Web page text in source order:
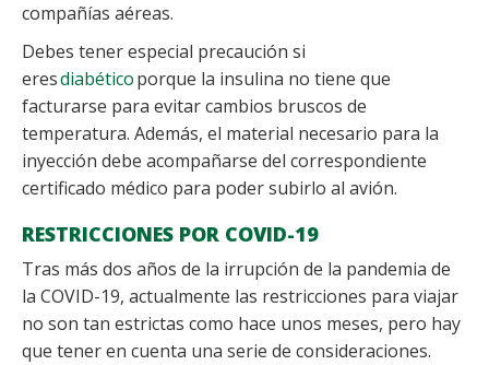
compañías aéreas.
Debes tener especial precaución si
eresdiabéticoporque la insulina no tiene que
facturarse para evitar cambios bruscos de
temperatura. Además, el material necesario para la
inyección debe acompañarse del correspondiente
certificado médico para poder subirlo al avión.
RESTRICCIONES POR COVID-19
Tras más dos años de la irrupción de la pandemia de
la COVID-19, actualmente las restricciones para viajar
no son tan estrictas como hace unos meses, pero hay
que tener en cuenta una serie de consideraciones.